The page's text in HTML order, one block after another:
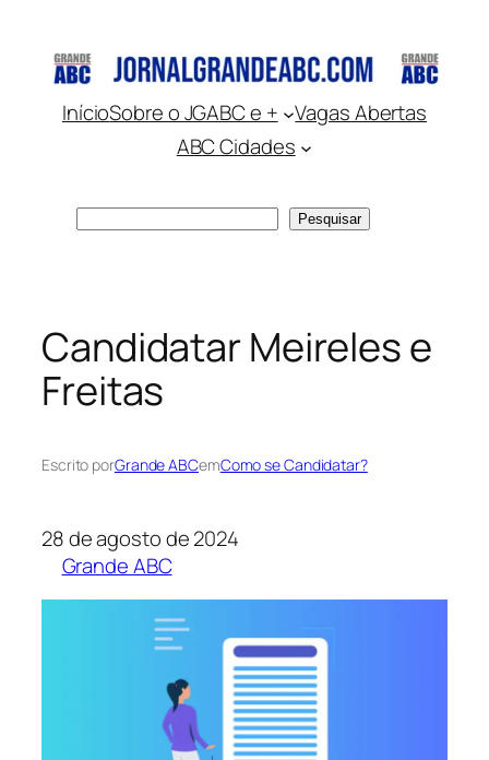
conteúdo
InícioSobre o JGABC e +
Vagas Abertas
ABC Cidades
Pesquisar
Candidatar Meireles e
Freitas
Escrito porGrande ABCemComo se Candidatar?
28 de agosto de 2024
Grande ABC